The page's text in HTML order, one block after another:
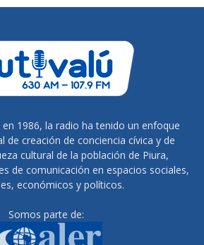
1986, la radio ha tenido un enfoque
de creación de conciencia cívica y de
cultural de la población de Piura,
de comunicación en espacios sociales,
económicos y políticos.
Somos parte de: